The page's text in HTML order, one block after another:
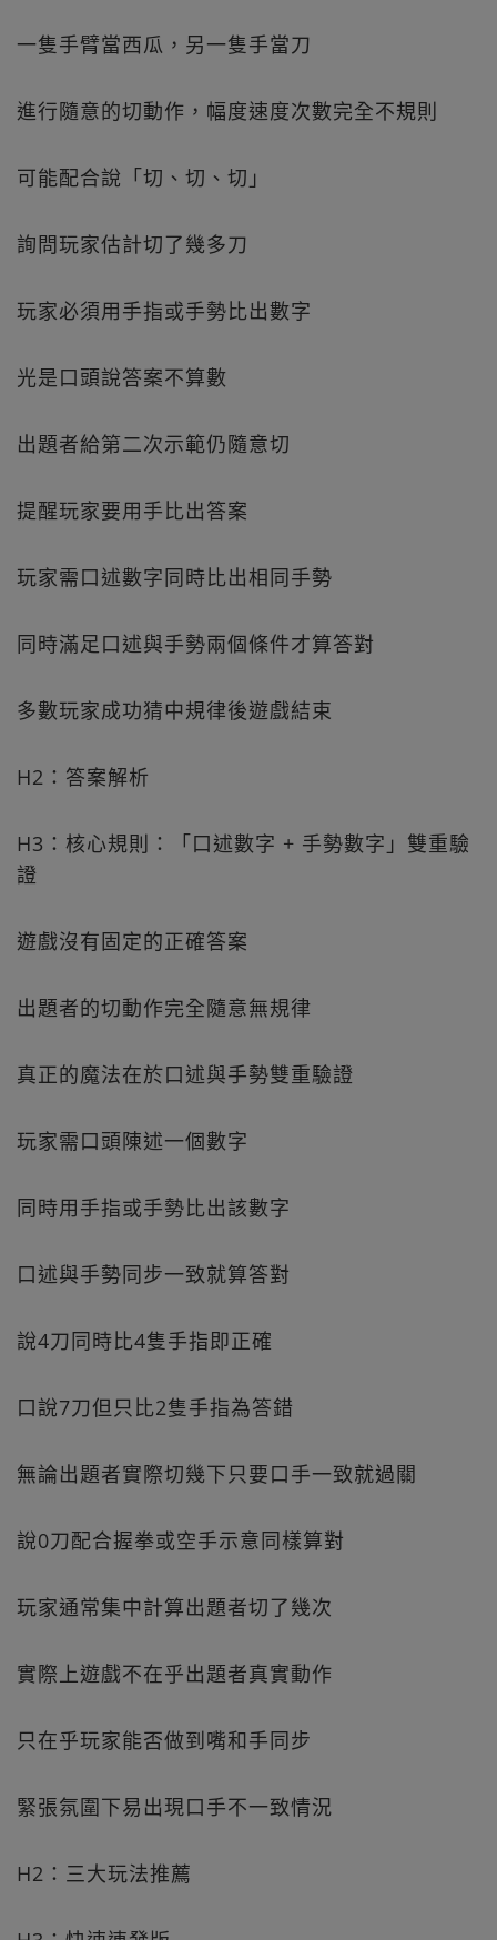
一隻手臂當西瓜，另一隻手當刀
進行隨意的切動作，幅度速度次數完全不規則
可能配合說「切、切、切」
詢問玩家估計切了幾多刀
玩家必須用手指或手勢比出數字
光是口頭說答案不算數
出題者給第二次示範仍隨意切
提醒玩家要用手比出答案
玩家需口述數字同時比出相同手勢
同時滿足口述與手勢兩個條件才算答對
多數玩家成功猜中規律後遊戲結束
H2：答案解析
H3：核心規則：「口述數字 + 手勢數字」雙重驗
證
遊戲沒有固定的正確答案
出題者的切動作完全隨意無規律
真正的魔法在於口述與手勢雙重驗證
玩家需口頭陳述一個數字
同時用手指或手勢比出該數字
口述與手勢同步一致就算答對
說4刀同時比4隻手指即正確
口說7刀但只比2隻手指為答錯
無論出題者實際切幾下只要口手一致就過關
說0刀配合握拳或空手示意同樣算對
玩家通常集中計算出題者切了幾次
實際上遊戲不在乎出題者真實動作
只在乎玩家能否做到嘴和手同步
緊張氛圍下易出現口手不一致情況
H2：三大玩法推薦